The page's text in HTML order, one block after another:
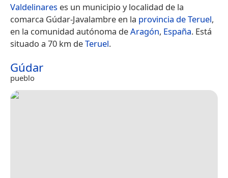
Valdelinares es un municipio y localidad de la
comarca Gúdar-Javalambre en la provincia de Teruel,
en la comunidad autónoma deAragón, España. Está
situado a 70 km deTeruel.
Gúdar
pueblo